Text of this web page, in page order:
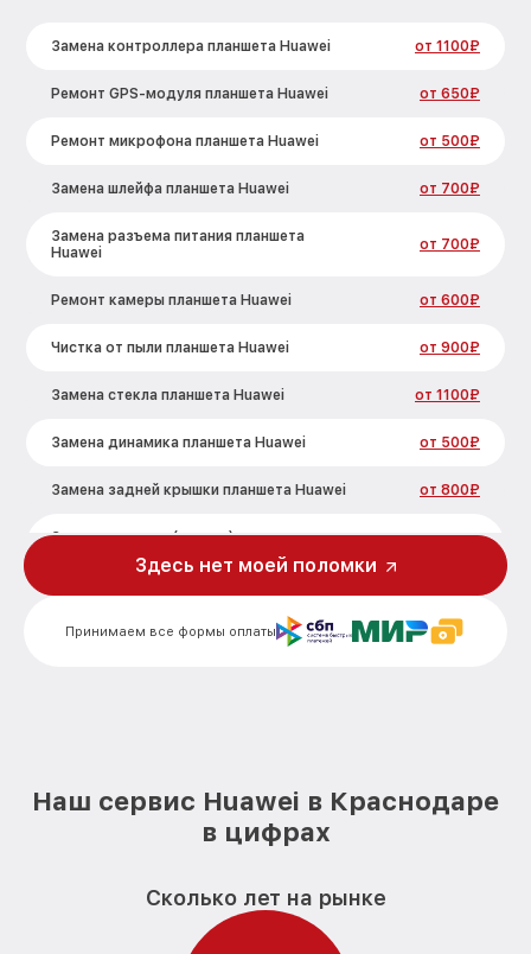
Замена контроллера планшета Huawei от 1100₽
Ремонт GPS-модуля планшета Huawei от 650₽
Ремонт микрофона планшета Huawei от 500₽
Замена шлейфа планшета Huawei от 700₽
Замена разъема питания планшета
Huawei
от 700₽
Ремонт камеры планшета Huawei от 600₽
Чистка от пыли планшета Huawei от 900₽
Замена стекла планшета Huawei от 1100₽
Замена динамика планшета Huawei от 500₽
Замена задней крышки планшета Huawei от 800₽
Замена дисплея (экрана) планшета
Замена аккумулятора планшета Huawei от 500₽
Ремонт кнопки планшета Huawei от 750₽
Принимаем все формы оплаты
Здесь нет моей поломки
Наш сервис Huawei в Краснодаре
в цифрах
Сколько лет на рынке